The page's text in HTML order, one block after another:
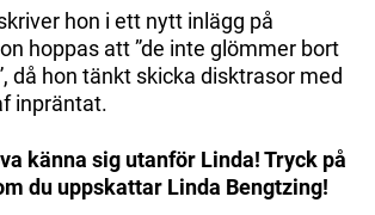
hon i ett nytt inlägg på
hoppas att ”de inte glömmer bort
då hon tänkt skicka disktrasor med
inpräntat.
känna sig utanför Linda! Tryck på
du uppskattar Linda Bengtzing!